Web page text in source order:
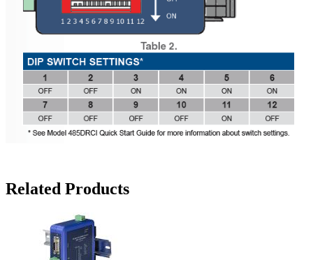
Related Products